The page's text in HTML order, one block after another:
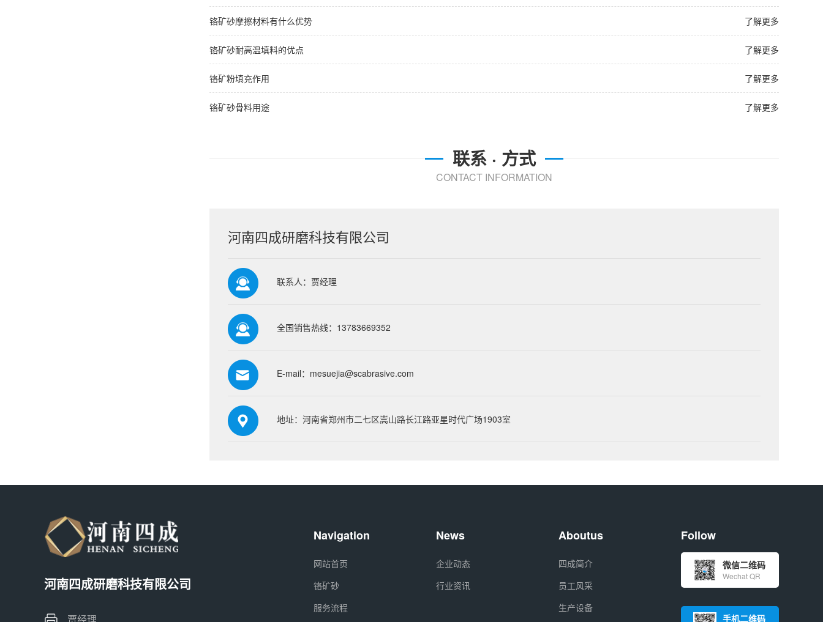
了解更多
铬矿砂摩擦材料有什么优势
了解更多
铬矿砂耐高温填料的优点
了解更多
铬矿粉填充作用
了解更多
铬矿砂骨料用途
联系 · 方式
CONTACT INFORMATION
河南四成研磨科技有限公司
联系人：贾经理
全国销售热线：13783669352
E-mail： mesuejia@scabrasive.com
地址：河南省郑州市二七区嵩山路长江路亚星时代广场1903室
河南四成研磨科技有限公司
Navigation
网站首页
铬矿砂
服务流程
News
企业动态
行业资讯
Aboutus
四成简介
员工风采
生产设备
Follow
微信二维码
Wechat QR
手机二维码